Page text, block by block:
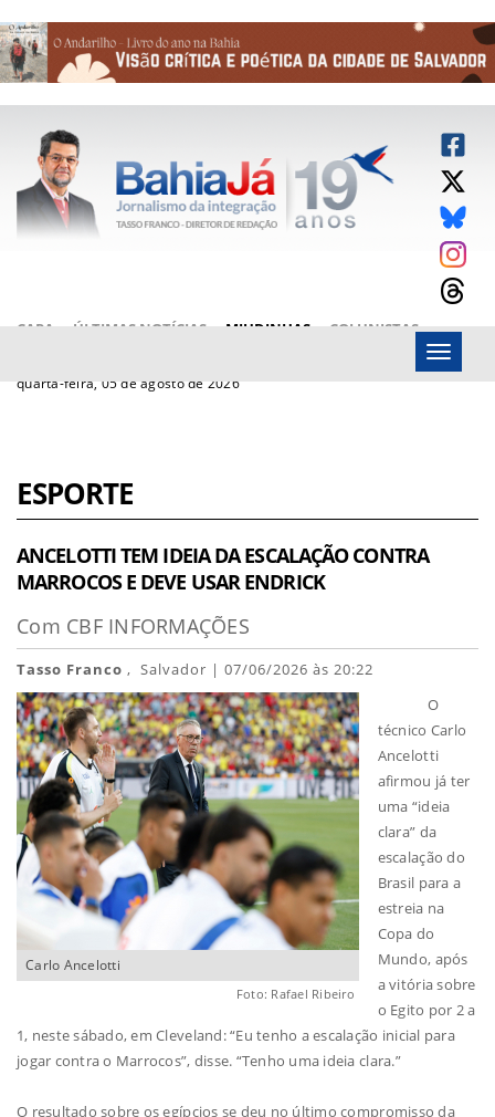
CAPA ÚLTIMAS NOTÍCIAS MIUDINHAS
COLUNISTAS
quarta-feira, 05 de agosto de 2026
Menu
ESPORTE
ANCELOTTI TEM IDEIA DA ESCALAÇÃO CONTRA
MARROCOS E DEVE USAR ENDRICK
Com CBF INFORMAÇÕES
Tasso Franco , Salvador | 07/06/2026 às 20:22
Carlo Ancelotti
Foto: Rafael Ribeiro
O
técnico Carlo
Ancelotti
afirmou já ter
uma “ideia
clara” da
escalação do
Brasil para a
estreia na
Copa do
Mundo, após
a vitória sobre
o Egito por 2 a
1, neste sábado, em Cleveland: “Eu tenho a escalação inicial para
jogar contra o Marrocos”, disse. “Tenho uma ideia clara.”
O resultado sobre os egípcios se deu no último compromisso da